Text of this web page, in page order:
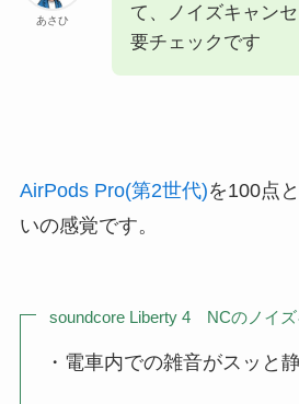
あさひ
て、ノイズキャン
要チェックです
AirPods Pro(第2世代)を100点
いの感覚です。
soundcore Liberty 4 NCのノイ
・電車内での雑音がスッと